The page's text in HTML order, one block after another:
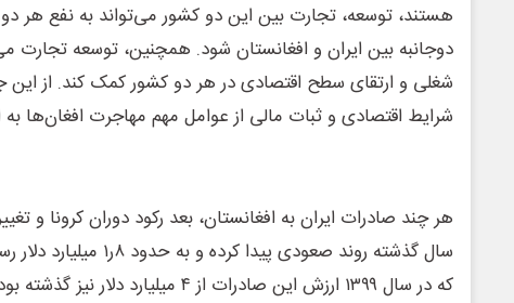
هستند، توسعه، تجارت بین این دو کشور می‌تواند به نفع هر
دوجانبه بین ایران و افغانستان شود. همچنین، توسعه تجارت
شغلی و ارتقای سطح اقتصادی در هر دو کشور کمک کند. از
شرایط اقتصادی و ثبات مالی از عوامل مهم مهاجرت افغان‌ها
هر چند صادرات ایران به افغانستان، بعد رکود دوران کرونا و
سال گذشته روند صعودی پیدا
که در سال ۱۳۹۹ ارزش این صادرات از ۴